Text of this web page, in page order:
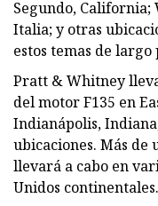
Segundo,
Italia; y otras
estos temas de
Pratt & Whitney
del motor F135 en
Indianápolis,
ubicaciones. Más de
llevará a cabo en
Unidos continentales.